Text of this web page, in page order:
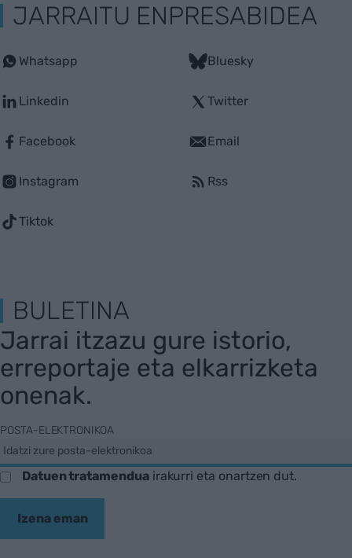
JARRAITU ENPRESABIDEA
Whatsapp
Linkedin
Facebook
Instagram
Tiktok
Bluesky
Twitter
Email
Rss
BULETINA
Jarrai itzazu gure istorio,
erreportaje eta elkarrizketa
onenak.
POSTA-ELEKTRONIKOA
Datuen tratamenduairakurri eta onartzen dut.
Izena eman